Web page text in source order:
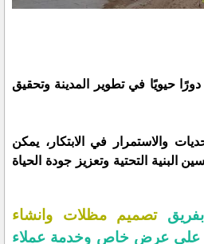
حيويًا في تطوير المدينة وتحقيق
والاستمرار في الابتكار، يمكن
البنية التحتية وتعزيز جودة الحياة
تصميم مظلات وانشاء
عرض خاص وخدمة عملاء